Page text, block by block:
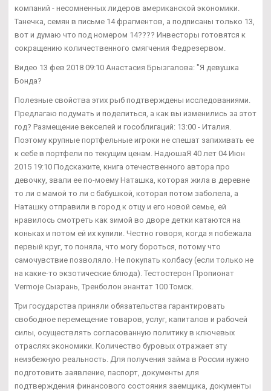
компаний - несомненных лидеров американской экономики.
Танечка, семян в письме 14 фрагментов, а подписаны только 13,
вот и думаю что под номером 14???? Инвесторы готовятся к
сокращению количественного смягчения Федрезервом.
Видео 13 фев 2018 09:10 Анастасия Брызгалова: "Я девушка
Бонда?
Полезные свойства этих рыб подтверждены исследованиями.
Предлагаю подумать и поделиться, а как вы изменились за этот
год? Размещение векселей и гособлигаций: 13:00 - Италия.
Поэтому крупные портфельные игроки не спешат запихивать ее
к себе в портфели по текущим ценам. НадюшаЯ 40 лет 04 Июн
2015 19:10 Подскажите, книга отечественного автора про
девочку, звали ее по-моему Наташка, которая жила в деревне
то ли с мамой то ли с бабушкой, которая потом заболела, а
Наташку отправили в город к отцу и его новой семье, ей
нравилось смотреть как зимой во дворе детки катаются на
коньках и потом ей их купили. Честно говоря, когда я побежала
первый круг, то поняла, что могу бороться, потому что
самочувствие позволяло. Не покупать колбасу (если только не
на какие-то экзотические блюда). Тестостерон Пропионат
Vermoje Сызрань, Тренболон энантат 100 Томск.
Три государства приняли обязательства гарантировать
свободное перемещение товаров, услуг, капиталов и рабочей
силы, осуществлять согласованную политику в ключевых
отраслях экономики. Количество буровых отражает эту
неизбежную реальность. Для получения займа в России нужно
подготовить заявление, паспорт, документы для
подтверждения финансового состояния заемщика, документы